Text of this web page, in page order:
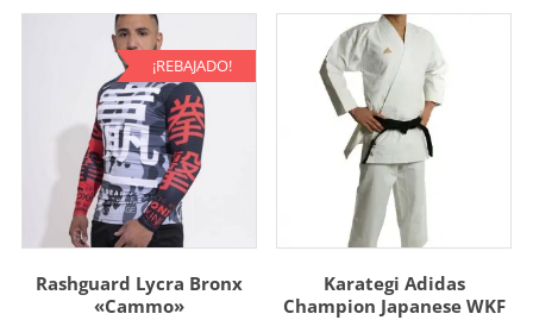
¡REBAJADO!
Rashguard Lycra Bronx
«Cammo»
Karategi Adidas
Champion Japanese WKF